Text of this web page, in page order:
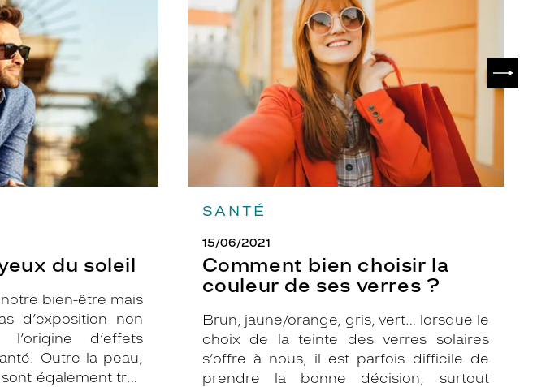
du soleil
bien-être mais
d’exposition non
d’effets
Outre la peau,
également très
SANTÉ
15/06/2021
Comment bien choisir la
couleur de ses verres ?
Brun, jaune/orange, gris, vert… lorsque le
choix de la teinte des verres solaires
s’offre à nous, il est parfois difficile de
prendre la bonne décision, surtout
choisir
la
couleur
de
verres